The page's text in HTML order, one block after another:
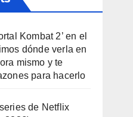
Kombat 2’ en el
dónde verla en
mismo y te
para hacerlo
de Netflix